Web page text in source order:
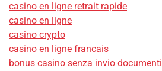
casino en ligne retrait rapide
casino en ligne
casino crypto
casino en ligne francais
bonus casino senza invio documenti